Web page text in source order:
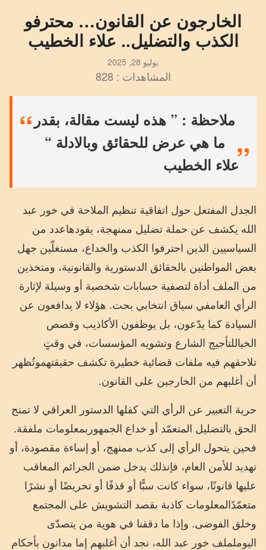
الخارجون عن القانون… محترفو
الكذب والتضليل.. علاء الخطيب
يوليو 28, 2025
المشاهدات : 828
ملاحظة : ” هذه ليست مقالة، بقدر
ما هي عرض للحقائق وبالادلة “
علاء الخطيب
الجدل المفتعل حول اتفاقية تنظيم الملاحة في خور عبد
الله يكشف عن حملة تضليل ممنهجة، يقودهاعدد من
السياسيين الذين احترفوا الكذب والخداع، مستغلّين جهل
بعض المواطنين بالحقائق الدستورية والقانونية، ومتخذين
من الملف أداة لتصفية حسابات شخصية أو وسيلة لإثارة
الرأي العامفي سياق انتخابي بحت. هؤلاء لا يدافعون عن
السيادة كما يدّعون، بل يوظفون الأكاذيب وقصص
الخياللتأجيج الشارع وتشويه المؤسسات، في وقتٍ
تلاحقهم فيه ملفات قضائية خطيرة تكشف حقيقتهموتُظهر
أن أغلبهم من الخارجين على القانون.
حرية التعبير عن الرأي التي كفلها الدستور العراقي لا تمنح
الحق بالتضليل المتعمّد أو خداع الجمهور بمعلومات ملفقة.
فحين يتحول الرأي إلى كذب ممنهج، أو إساءة مقصودة، أو
تهديد للأمن العام، فإنذلك يدخل ضمن الجرائم المعاقب
عليها قانونًا، سواء كانت سبًّا أو قذفًا أو تحريضًا أو نشرًا
متعمّدًالمعلومات كاذبة بقصد التشويش على المجتمع
وخلق الفوضى. وإذا ما دققنا في هوية من يتصدّى
اليوململف خور عبد الله، نجد أن أغلبهم إما مدانون بأحكام